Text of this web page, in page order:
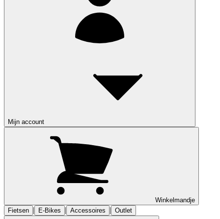
Mijn account
Winkelmandje
Fietsen | E-Bikes | Accessoires | Outlet